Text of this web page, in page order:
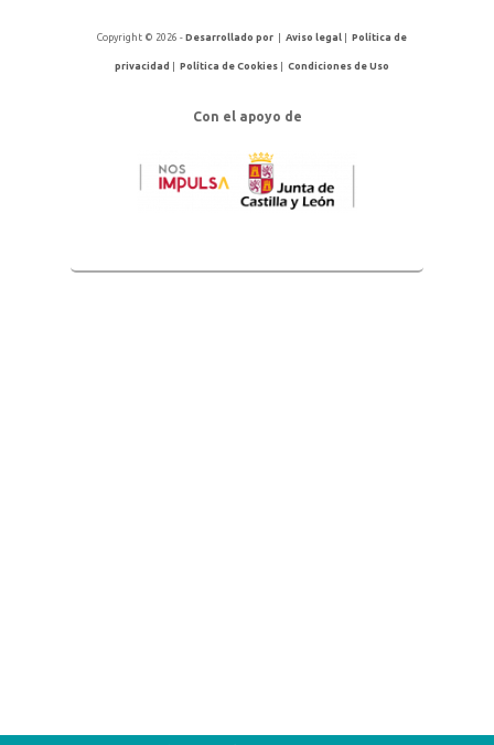
Copyright © 2026 -Desarrollado por |Aviso legal |Política de
privacidad |Política de Cookies |Condiciones de Uso
Con el apoyo de